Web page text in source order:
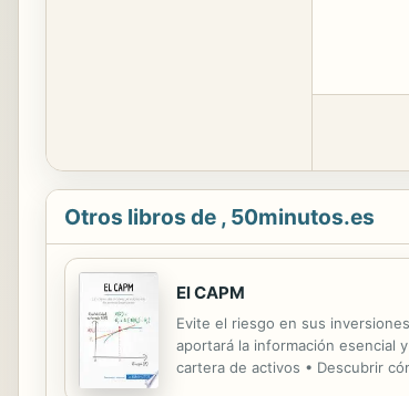
Otros libros de , 50minutos.es
El CAPM
Evite el riesgo en sus
aportará la información esencial
cartera de activos • Descubrir